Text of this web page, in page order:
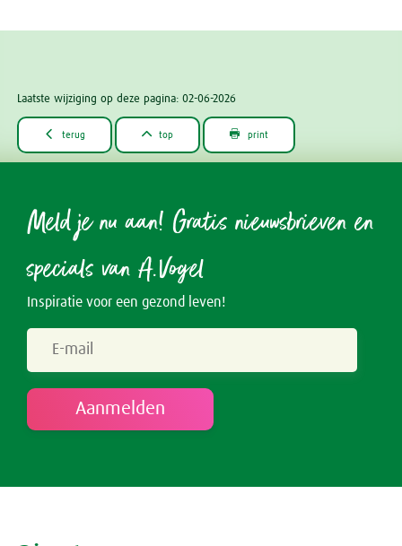
Laatste wijziging op deze pagina: 02-06-2026
 terug  top  print
Meld je nu aan! Gratis nieuwsbrieven en
specials van A.Vogel
Inspiratie voor een gezond leven!